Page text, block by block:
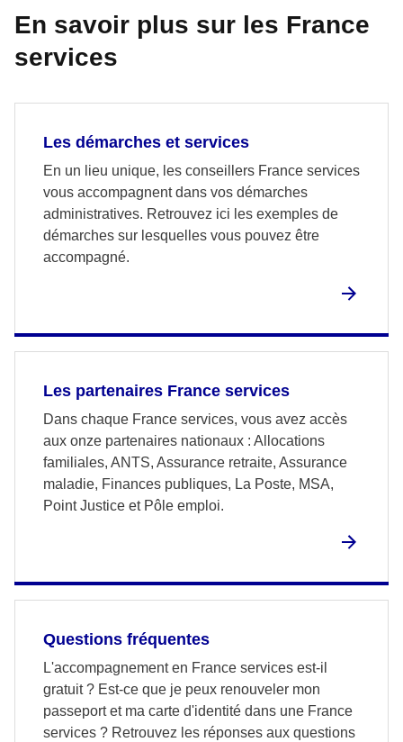
En savoir plus sur les France
services
Les démarches et services
En un lieu unique, les conseillers France services
vous accompagnent dans vos démarches
administratives. Retrouvez ici les exemples de
démarches sur lesquelles vous pouvez être
accompagné.
Les partenaires France services
Dans chaque France services, vous avez accès
aux onze partenaires nationaux : Allocations
familiales, ANTS, Assurance retraite, Assurance
maladie, Finances publiques, La Poste, MSA,
Point Justice et Pôle emploi.
Questions fréquentes
L'accompagnement en France services est-il
gratuit ? Est-ce que je peux renouveler mon
passeport et ma carte d'identité dans une France
services ? Retrouvez les réponses aux questions